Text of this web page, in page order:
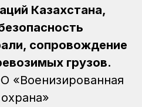
Казахстана,
сопровождение
грузов.
«Военизированная